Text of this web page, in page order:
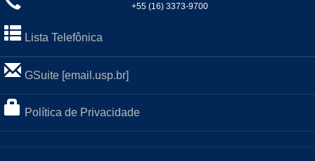
+55 (16) 3373-9700
Lista Telefônica
GSuite [email.usp.br]
Política de Privacidade